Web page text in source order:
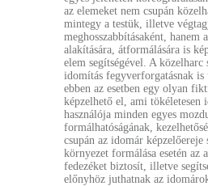
az elemeket nem csupán
mintegy a testük, illetve
meghosszabbításaként, hanem
alakítására, átformálására is
elem segítségével. A közelharc
idomítás fegyverforgatásnak is
ebben az esetben egy olyan
képzelhető el, ami tökéletesen
használója minden egyes
formálhatóságának,
csupán az idomár képzelőereje
környezet formálása esetén az
fedezéket biztosít, illetve
előnyhöz juthatnak az